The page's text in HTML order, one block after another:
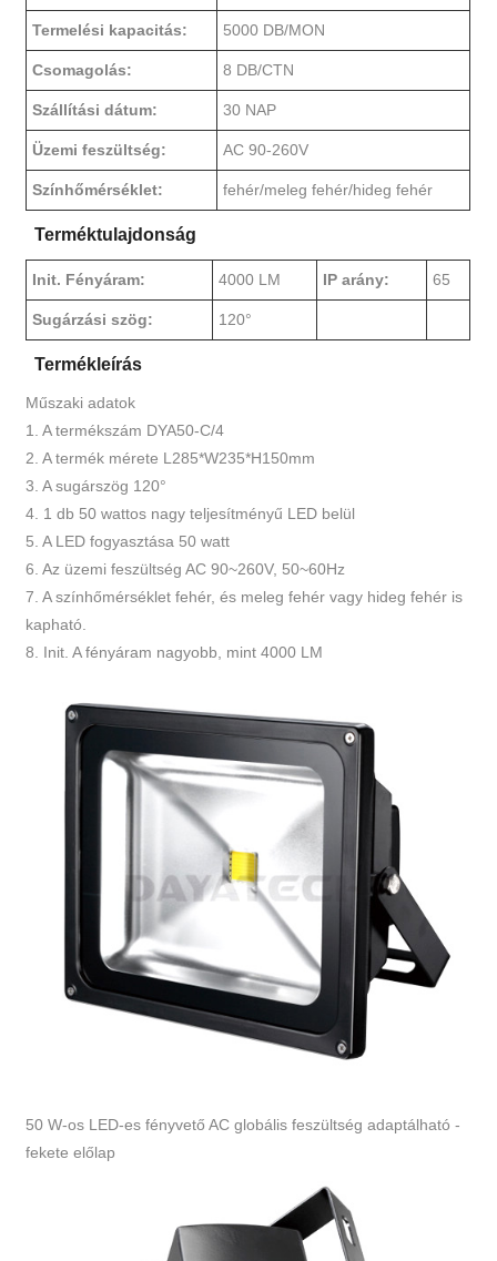
Termelési kapacitás: 5000 DB/MON
Csomagolás: 8 DB/CTN
Szállítási dátum: 30 NAP
Üzemi feszültség: AC 90-260V
Színhőmérséklet: fehér/meleg fehér/hideg fehér
Terméktulajdonság
Init. Fényáram: 4000 LM IP arány: 65
Sugárzási szög: 120°
Termékleírás
Műszaki adatok
1. A termékszám DYA50-C/4
2. A termék mérete L285*W235*H150mm
3. A sugárszög 120°
4. 1 db 50 wattos nagy teljesítményű LED belül
5. A LED fogyasztása 50 watt
6. Az üzemi feszültség AC 90~260V, 50~60Hz
7. A színhőmérséklet fehér, és meleg fehér vagy hideg fehér is
kapható.
8. Init. A fényáram nagyobb, mint 4000 LM
50 W-os LED-es fényvető AC globális feszültség adaptálható -
fekete előlap